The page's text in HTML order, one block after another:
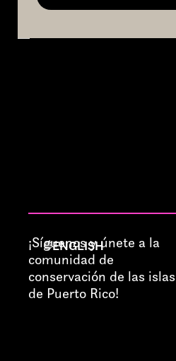
ENGLISH
¡Síguenos y únete a la
comunidad de
conservación de las islas
de Puerto Rico!